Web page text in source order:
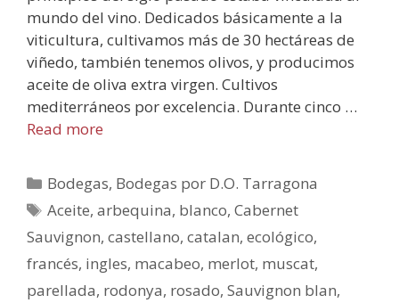
mundo del vino. Dedicados básicamente a la
viticultura, cultivamos más de 30 hectáreas de
viñedo, también tenemos olivos, y producimos
aceite de oliva extra virgen. Cultivos
mediterráneos por excelencia. Durante cinco …
Read more
Bodegas, Bodegas por D.O. Tarragona
Aceite,arbequina, blanco,Cabernet
Sauvignon, castellano, catalan, ecológico,
francés, ingles, macabeo, merlot, muscat,
parellada, rodonya, rosado, Sauvignon blan,